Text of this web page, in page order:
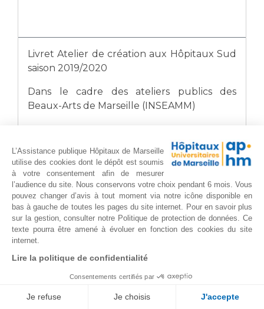
Livret Atelier de création aux Hôpitaux Sud
saison 2019/2020
Dans le cadre des ateliers publics des
Beaux-Arts de Marseille (INSEAMM)
L’Assistance publique Hôpitaux de Marseille
utilise des cookies dont le dépôt est soumis
à votre consentement afin de mesurer
l’audience du site. Nous conservons votre choix pendant 6 mois. Vous
pouvez changer d’avis à tout moment via notre icône disponible en
bas à gauche de toutes les pages du site internet. Pour en savoir plus
sur la gestion, consulter notre Politique de protection de données. Ce
texte pourra être amené à évoluer en fonction des cookies du site
internet.
Lire la politique de confidentialité
Consentements certifiés par
Je refuse Je choisis J'accepte